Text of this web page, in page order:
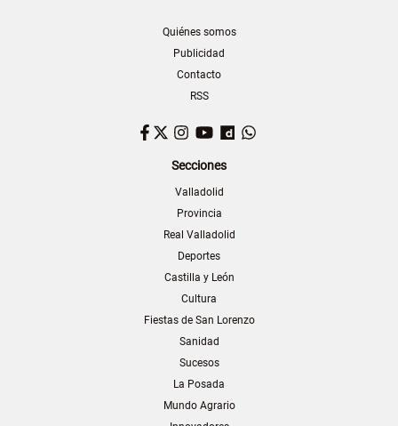
Quiénes somos
Publicidad
Contacto
RSS
Facebook
TwitterInstagram
YouTubeDailymotion
Secciones
Valladolid
Provincia
Real Valladolid
Deportes
Castilla y León
Cultura
Fiestas de San Lorenzo
Sanidad
Sucesos
La Posada
Mundo Agrario